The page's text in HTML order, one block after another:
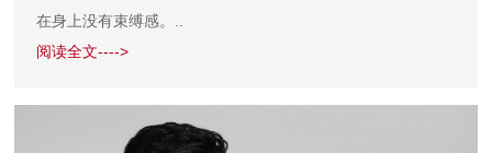
在身上没有束缚感。..
阅读全文---->